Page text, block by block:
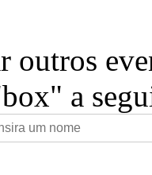
outros
a